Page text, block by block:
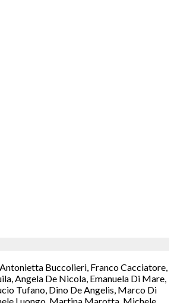
Buccolieri, Franco Cacciatore,
Angela De Nicola, Emanuela Di Mare,
Tufano, Dino De Angelis, Marco Di